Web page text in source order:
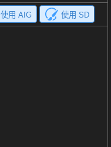
使用 AIG 使用 SD